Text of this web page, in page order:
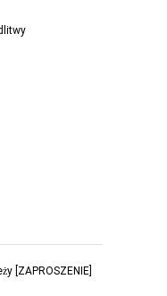
[ZAPROSZENIE]